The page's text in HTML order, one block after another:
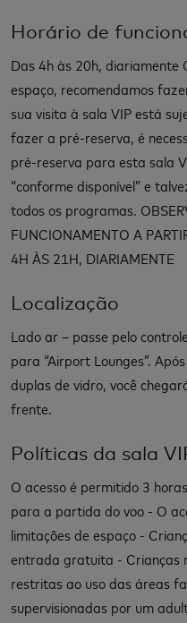
Horário de
Das 4h às 20h, diariamente
espaço, recomendamos
sua visita à sala VIP está
fazer a pré-reserva, é
pré-reserva para esta sala
“conforme disponível” e
todos os programas.
FUNCIONAMENTO A
4H ÀS 21H, DIARIAMENTE
Localização
Lado ar – passe pelo
para “Airport Lounges”.
duplas de vidro, você
frente.
Políticas da sala
O acesso é permitido 3
para a partida do voo - O
limitações de espaço -
entrada gratuita - Crianças
restritas ao uso das áreas
supervisionadas por um